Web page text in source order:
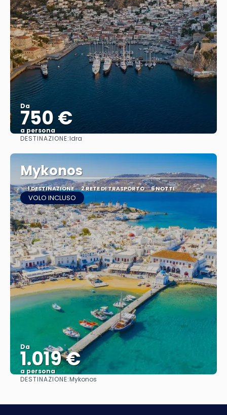
Da
750 €
a persona
DESTINAZIONE:Idra
Mykonos
1 DESTINAZIONE 2 RETE DI TRASPORTO 6 NOTTI
VOLO INCLUSO
Da
1.019 €
a persona
DESTINAZIONE:Mykonos